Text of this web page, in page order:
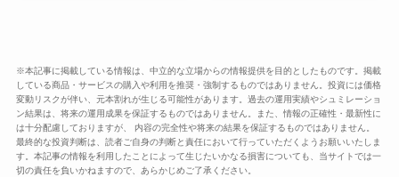
※本記事に掲載している情報は、中立的な立場からの情報提供を目的としたものです。掲載
している商品・サービスの購入や利用を推奨・強制するものではありません。投資には価格
変動リスクが伴い、元本割れが生じる可能性があります。過去の運用実績やシュミレーショ
ン結果は、将来の運用成果を保証するものではありません。また、情報の正確性・最新性に
は十分配慮しておりますが、 内容の完全性や将来の結果を保証するものではありません。
最終的な投資判断は、読者ご自身の判断と責任において行っていただくようお願いいたしま
す。本記事の情報を利用したことによって生じたいかなる損害についても、当サイトでは一
切の責任を負いかねますので、あらかじめご了承ください。